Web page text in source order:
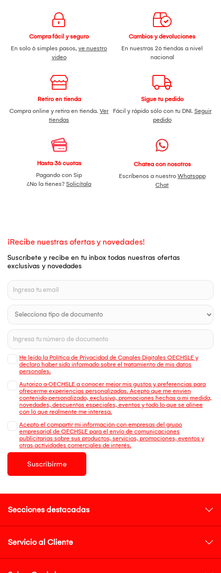
Compra fácil y seguro
En solo 6 simples pasos, ve nuestro
video
Cambios y devoluciones
En nuestras 26 tiendas a nivel
nacional
Retiro en tienda
Compra online y retira en tienda. Ver
tiendas
Sigue tu pedido
Fácil y rápido sólo con tu DNI. Seguir
pedido
Hasta 36 cuotas
Pagando con Sip
¿No la tienes? Solicítala
Chatea con nosotros
Escríbenos a nuestro Whatsapp
Chat
¡Recibe nuestras ofertas y novedades!
Suscríbete y recibe en tu inbox todas nuestras ofertas
exclusivas y novedades
He leído la Política de Privacidad de Canales Digitales OECHSLE y
declaro haber sido informado sobre el tratamiento de mis datos
personales.
Autorizo a OECHSLE a conocer mejor mis gustos y preferencias para
ofrecerme experiencias personalizadas. Acepto que me envien
contenido personalizado, exclusivo, promociones hechas a mi medida,
novedades, descuentos especiales, eventos y todo lo que se alinee
con lo que realmente me interesa.
Acepto el compartir mi información con empresas del grupo
empresarial de OECHSLE para el envío de comunicaciones
publicitarias sobre sus productos, servicios, promociones, eventos y
otras actividades comerciales de interés.
Suscribirme
Secciones destacadas
Servicio al Cliente